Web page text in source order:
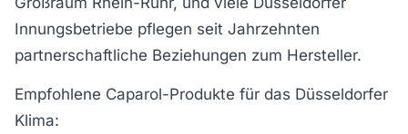
Innungsbetriebe pflegen seit Jahrzehnten
partnerschaftliche Beziehungen zum Hersteller.
Empfohlene Caparol-Produkte für das Düsseldorfer
Klima: